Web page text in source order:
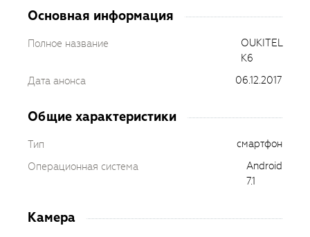
Основная информация
Полное название
OUKITEL
K6
Дата анонса
06.12.2017
Общие характеристики
Тип
смартфон
Операционная система
Android
7.1
Камера